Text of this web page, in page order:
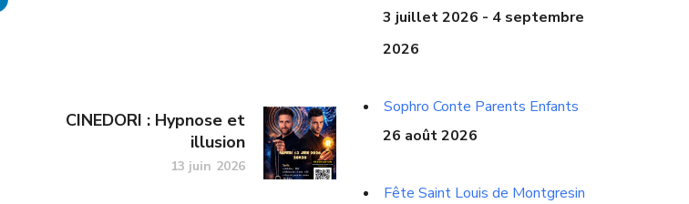
CINEDORI : Hypnose et
illusion
13 juin 2026
3 juillet 2026 - 4 septembre
2026
Sophro Conte Parents Enfants
26 août 2026
Fête Saint Louis de Montgresin